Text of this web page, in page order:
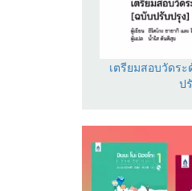
เตรียมสอบวัดร
ป